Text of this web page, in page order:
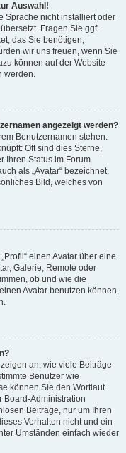
Auswahl!
Sprache nicht installiert oder
Fragen Sie ggf.
das Sie benötigen,
wir uns freuen, wenn Sie
können auf der Website
werden.
angezeigt werden?
Benutzernamen stehen.
Oft sind dies Sterne,
Ihren Status im Forum
als „Avatar“ bezeichnet.
Bild, welches von
einen Avatar über eine
Galerie, Remote oder
ob und wie die
Avatar benutzen können,
an, wie viele Beiträge
Benutzer wie
können Sie den Wortlaut
Board-Administration
Beiträge, nur um Ihren
Verhalten nicht und ein
Umständen einfach wieder